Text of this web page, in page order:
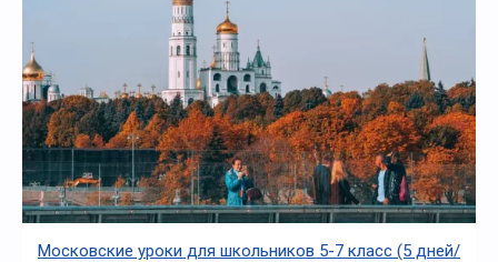
Московские уроки для школьников 5-7 класс (5 дней/